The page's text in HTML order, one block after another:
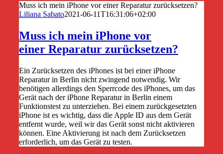
Muss ich mein iPhone vor einer Reparatur zurücksetzen?
Liliana Sabato2021-06-11T16:31:06+02:00
Muss ich mein iPhone vor
einer Reparatur zurücksetzen?
Ein Zurücksetzen des iPhones ist bei einer iPhone
Reparatur in Berlin nicht zwingend notwendig. Wir
benötigen allerdings den Sperrcode des iPhones, um das
Gerät nach der iPhone Reparatur in Berlin einem
Funktionstest zu unterziehen. Bei einem zurückgesetzten
iPhone ist es wichtig, dass die Apple ID aus dem Gerät
entfernt wurde, weil wir das Gerät sonst nicht aktivieren
können. Eine Aktivierung ist nach dem Zurücksetzen
erforderlich, um das Gerät zu testen.